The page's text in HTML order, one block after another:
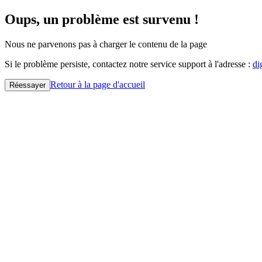
Oups, un problème est survenu !
Nous ne parvenons pas à charger le contenu de la page
Si le problème persiste, contactez notre service support à l'adresse :
Réessayer Retour à la page d'accueil